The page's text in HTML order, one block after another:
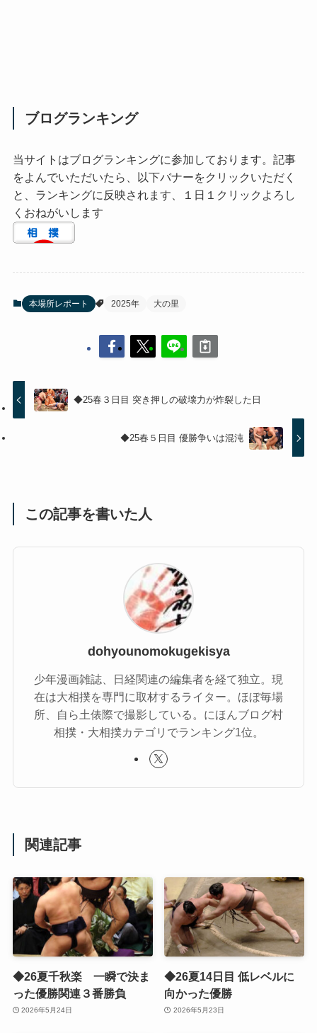
ブログランキング
当サイトはブログランキングに参加しております。記事
をよんでいただいたら、以下バナーをクリックいただく
と、ランキングに反映されます、１日１クリックよろし
くおねがいします
本場所レポート 2025年 大の里
◆25春３日目 突き押しの破壊力が炸裂した日
◆25春５日目 優勝争いは混沌
この記事を書いた人
dohyounomokugekisya
少年漫画雑誌、日経関連の編集者を経て独立。現
在は大相撲を専門に取材するライター。ほぼ毎場
所、自ら土俵際で撮影している。にほんブログ村
相撲・大相撲カテゴリでランキング1位。
関連記事
◆26夏千秋楽 一瞬で決ま
った優勝関連３番勝負
2026年5月24日
◆26夏14日目 低レベルに
向かった優勝
2026年5月23日